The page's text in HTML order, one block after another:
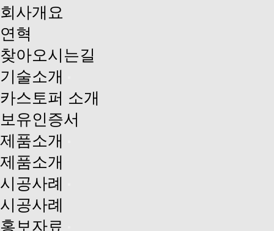
회사개요
연혁
찾아오시는길
기술소개
카스토퍼 소개
보유인증서
제품소개
제품소개
시공사례
시공사례
홍보자료